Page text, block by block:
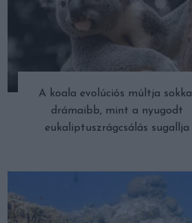
A koala evolúciós múltja sokkal
drámaibb, mint a nyugodt
eukaliptuszrágcsálás sugallja